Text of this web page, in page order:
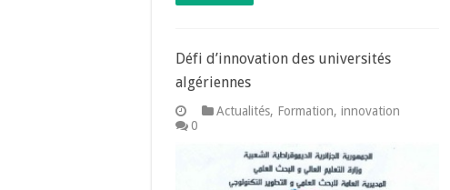
Défi d’innovation des universités
algériennes
Actualités, Formation, innovation
0